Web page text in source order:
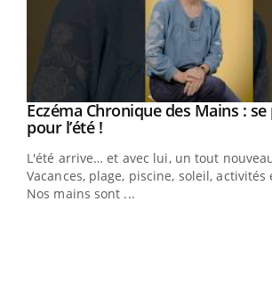
Youtube
Eczéma Chronique des Mains :
pour l’été !Youtube
L'été arrive… et avec lui, un tout
Vacances, plage, piscine, soleil,
Nos mains sont ...